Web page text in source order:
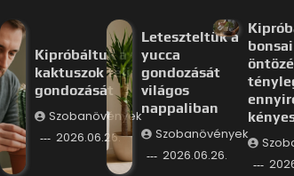
Kipróbáltuk a
kaktuszok téli
gondozását
Szobanövények
2026.06.26.
Leteszteltük a
yucca
gondozását
világos
nappaliban
Szobanövények
2026.06.26.
bonsai